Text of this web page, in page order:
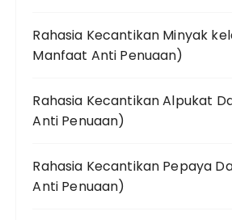
Rahasia Kecantikan Minyak
Manfaat Anti Penuaan)
Rahasia Kecantikan Alpukat
Anti Penuaan)
Rahasia Kecantikan Pepaya
Anti Penuaan)